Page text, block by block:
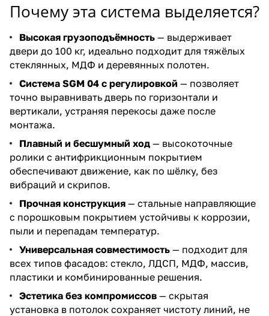
Почему эта система выделяется?
Высокая грузоподъёмность — выдерживает
двери до 100 кг, идеально подходит для тяжёлых
стеклянных, МДФ и деревянных полотен.
Система SGM 04 с регулировкой — позволяет
точно выравнивать дверь по горизонтали и
вертикали, устраняя перекосы даже после
монтажа.
Плавный и бесшумный ход — высокоточные
ролики с антифрикционным покрытием
обеспечивают движение, как по шёлку, без
вибраций и скрипов.
Прочная конструкция — стальные направляющие
с порошковым покрытием устойчивы к коррозии,
пыли и перепадам температур.
Универсальная совместимость — подходит для
всех типов фасадов: стекло, ЛДСП, МДФ, массив,
пластики и комбинированные решения.
Эстетика без компромиссов — скрытая
установка в потолок сохраняет чистоту линий, не